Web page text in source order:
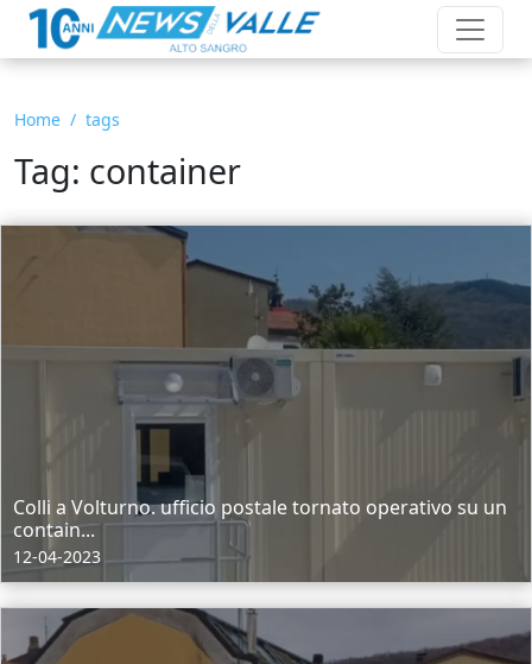
Home tags
Tag: container
Colli a Volturno. ufficio postale tornato operativo su un
contain...
12-04-2023